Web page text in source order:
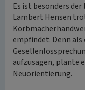
Es ist besonders
Lambert Hensen
empfindet. Denn als
aufzusagen, plante
Neuorientierung.